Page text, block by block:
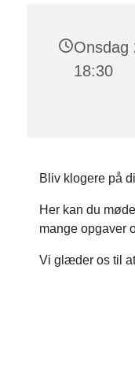
Onsdag
18:30
Bliv klogere på
Her kan du
mange opgaver
Vi glæder os til